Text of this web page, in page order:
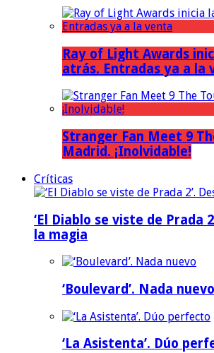
Ray of Light Awards
atrás. Entradas ya a la
Stranger Fan Meet 9
Madrid. ¡Inolvidable!
Críticas
‘El Diablo se viste de Prada
la magia
‘Boulevard’. Nada nuevo
‘La Asistenta’. Dúo